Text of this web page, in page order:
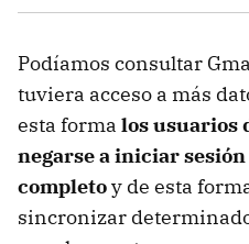
Podíamos consultar
tuviera acceso a más
esta forma los usuarios
negarse a iniciar
completoy de esta
sincronizar